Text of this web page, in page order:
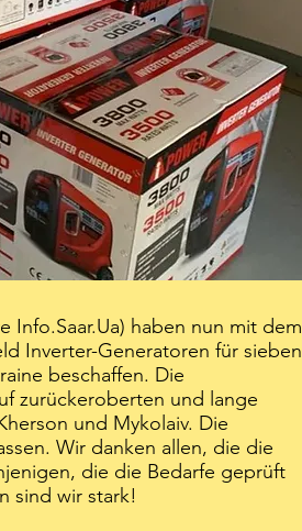
Info.Saar.Ua) haben nun mit dem
Inverter-Generatoren für sieben
beschaffen. Die
zurückeroberten und lange
und Mykolaiv. Die
Wir danken allen, die die
die die Bedarfe geprüft
sind wir stark!